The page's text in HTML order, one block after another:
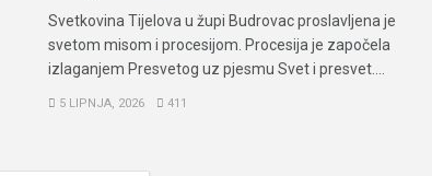
Svetkovina Tijelova u župi Budrovac proslavljena je
svetom misom i procesijom. Procesija je započela
izlaganjem Presvetog uz pjesmu Svet i presvet....
5 LIPNJA, 2026 411